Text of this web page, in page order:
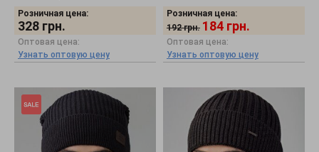
Розничная цена:
328 грн.
Оптовая цена:
Узнать оптовую цену
Розничная цена:
192 грн. 184 грн.
Оптовая цена:
Узнать оптовую цену